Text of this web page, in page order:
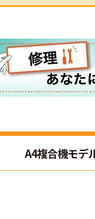
A4複合機モデ